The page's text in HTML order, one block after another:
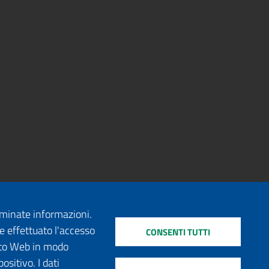
informazioni.
effettuato l'accesso
Web in modo
I dati
CONSENTI TUTTI